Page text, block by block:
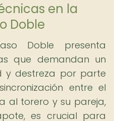
en la
Doble
Doble presenta
que demandan un
y destreza por parte
entre el
al torero y su pareja,
es crucial para